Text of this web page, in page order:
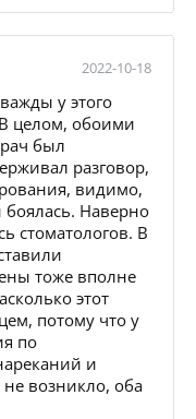
2022-10-18
у этого
целом, обоими
был
разговор,
видимо,
Наверно
стоматологов. В
тоже вполне
этот
потому что у
по
и
возникло, оба